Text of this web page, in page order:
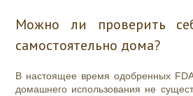
Можно ли проверить
самостоятельно дома?
В настоящее время одобренных
домашнего использования не